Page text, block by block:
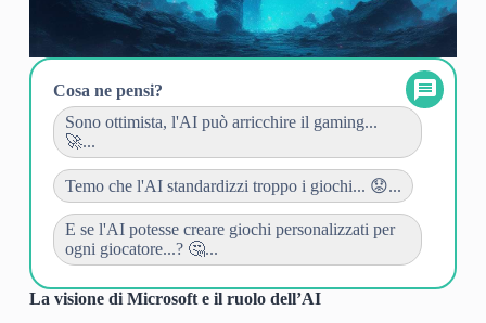
Cosa ne pensi?
Sono ottimista, l'AI può arricchire il gaming...
🚀...
Temo che l'AI standardizzi troppo i giochi... 😟...
E se l'AI potesse creare giochi personalizzati per
ogni giocatore...? 🤔...
La visione di Microsoft e il ruolo dell’AI